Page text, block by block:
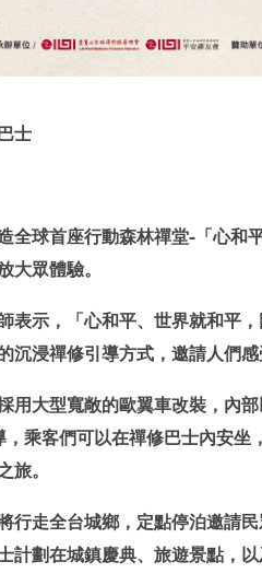
士
全球首座行動森林禪堂-「心
大眾體驗。
表示，「心和平、世界就和平
沉浸禪修引導方式，邀請人們感
用大型寬敞的歐翼車改裝，內
乘客們可以在禪修巴士內安
旅。
行走全台城鄉，定點停泊邀請
計劃在城鎮慶典、旅遊景點，